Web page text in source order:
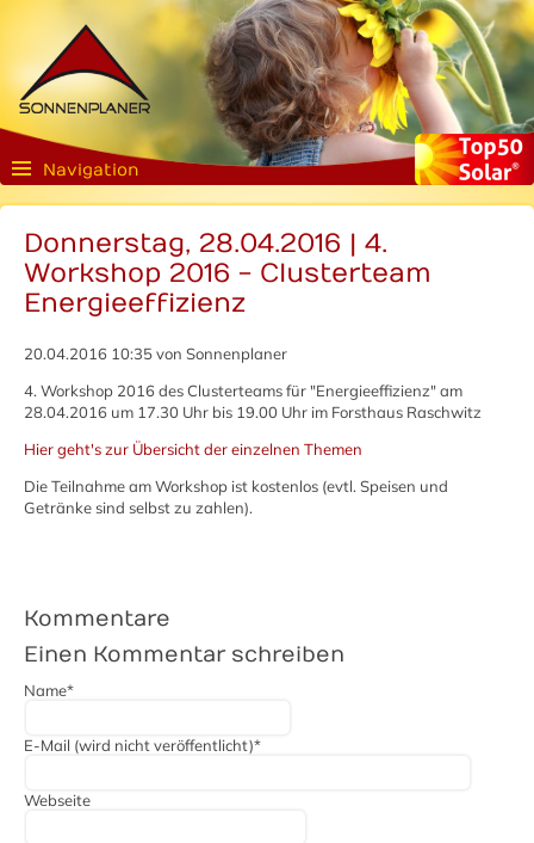
Navigation
Donnerstag, 28.04.2016 | 4.
Workshop 2016 - Clusterteam
Energieeffizienz
20.04.2016 10:35von Sonnenplaner
4. Workshop 2016 des Clusterteams für "Energieeffizienz" am
28.04.2016 um 17.30 Uhr bis 19.00 Uhr im Forsthaus Raschwitz
Hier geht's zur Übersicht der einzelnen Themen
Die Teilnahme am Workshop ist kostenlos (evtl. Speisen und
Getränke sind selbst zu zahlen).
Kommentare
Einen Kommentar schreiben
Pflichtfeld
Name*
Pflichtfeld
E-Mail (wird nicht veröffentlicht)*
Webseite